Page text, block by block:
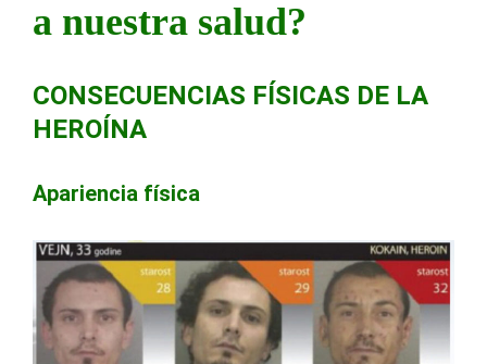
a nuestra salud?
CONSECUENCIAS FÍSICAS DE LA
HEROÍNA
Apariencia física